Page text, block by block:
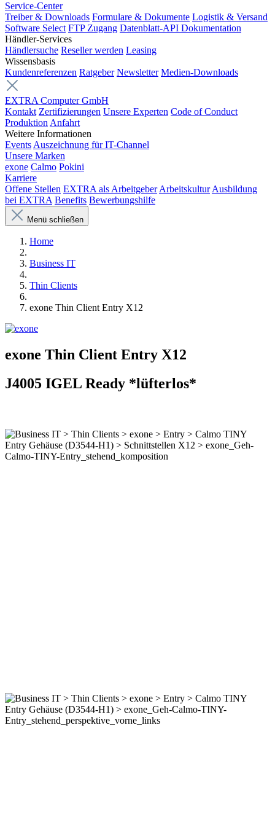
Service-Center
Treiber & Downloads Formulare & Dokumente Logistik & Versand
Software Select FTP Zugang Datenblatt-API Dokumentation
Händler-Services
Händlersuche Reseller werden Leasing
Wissensbasis
Kundenreferenzen Ratgeber Newsletter Medien-Downloads
EXTRA Computer GmbH
Kontakt Zertifizierungen Unsere Experten Code of Conduct
Produktion Anfahrt
Weitere Informationen
Events Auszeichnung für IT-Channel
Unsere Marken
exone Calmo Pokini
Karriere
Offene Stellen EXTRA als Arbeitgeber Arbeitskultur Ausbildung
bei EXTRA Benefits Bewerbungshilfe
Menü schließen
Home
Business IT
Thin Clients
exone Thin Client Entry X12
exone Thin Client Entry X12
J4005 IGEL Ready *lüfterlos*